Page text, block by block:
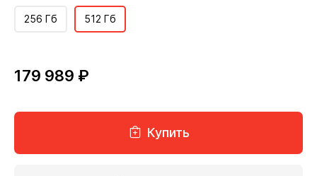
512 Гб
256 Гб
179 989 ₽
Купить